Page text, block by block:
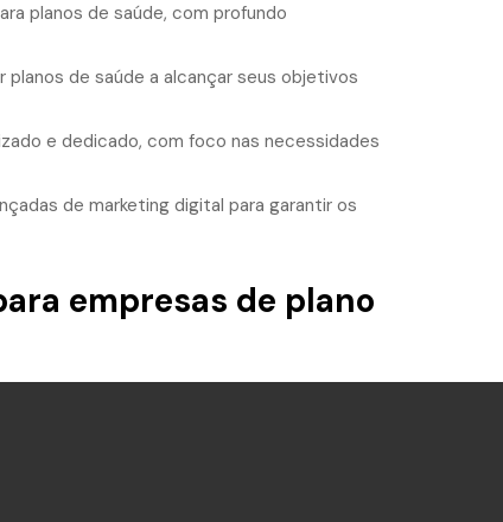
planos de saúde, com profundo
de saúde a alcançar seus objetivos
e dedicado, com foco nas necessidades
de marketing digital para garantir os
empresas de plano